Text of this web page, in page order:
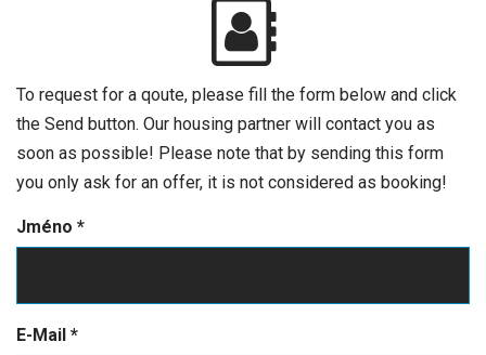
To request for a qoute, please fill the form below and click
the Send button. Our housing partner will contact you as
soon as possible! Please note that by sending this form
you only ask for an offer, it is not considered as booking!
Jméno *
E-Mail *